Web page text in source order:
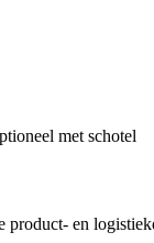
met schotel
product- en